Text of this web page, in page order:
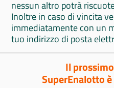
nessun altro potrà
Inoltre in caso di vincita
immediatamente con un
tuo indirizzo di posta
Il
SuperEnalotto